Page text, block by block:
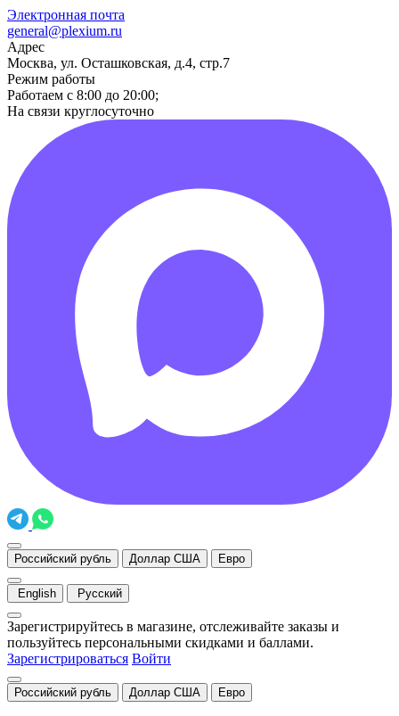
Электронная почта
general@plexium.ru
Адрес
Москва, ул. Осташковская, д.4, стр.7
Режим работы
Работаем с 8:00 до 20:00;
На связи круглосуточно
Российский рубль Доллар США Евро
English Русский
Зарегистрируйтесь в магазине, отслеживайте заказы и
пользуйтесь персональными скидками и баллами.
Зарегистрироваться Войти
Российский рубль Доллар США Евро